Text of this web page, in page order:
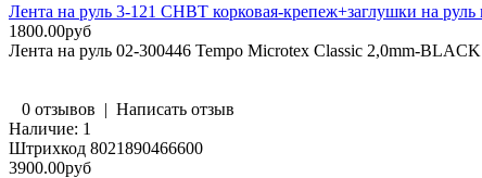
Лента на руль 3-121 CHBT корковая-крепеж+заглушки на
1800.00руб
Лента на руль 02-300446 Tempo Microtex Classic 2,0mm-
0 отзывов | Написать отзыв
Наличие: 1
Штрихкод 8021890466600
3900.00руб